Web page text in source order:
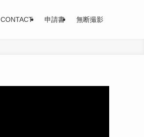
CONTACT 申請書 無断撮影